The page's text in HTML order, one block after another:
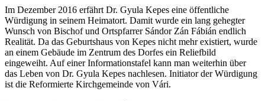
Im Dezember 2016 erfährt Dr. Gyula Kepes eine öffentliche
Würdigung in seinem Heimatort. Damit wurde ein lang gehegter
Wunsch von Bischof und Ortspfarrer Sándor Zán Fábián endlich
Realität. Da das Geburtshaus von Kepes nicht mehr existiert, wurde
an einem Gebäude im Zentrum des Dorfes ein Reliefbild
eingeweiht. Auf einer Informationstafel kann man weiterhin über
das Leben von Dr. Gyula Kepes nachlesen. Initiator der Würdigung
ist die Reformierte Kirchgemeinde von Vári.